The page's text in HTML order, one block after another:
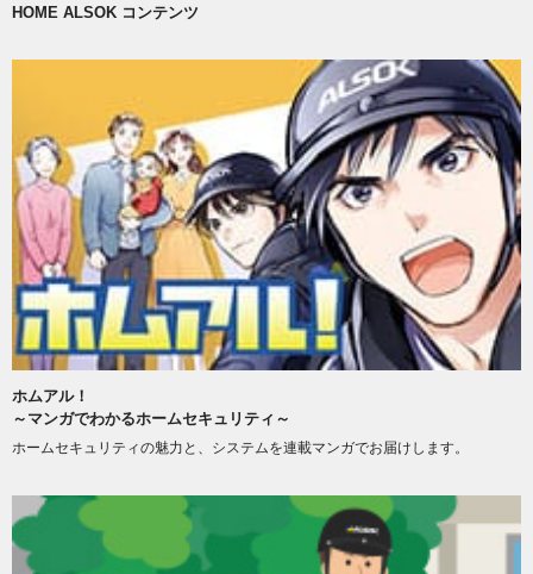
HOME ALSOK コンテンツ
ホムアル！
～マンガでわかるホームセキュリティ～
ホームセキュリティの魅力と、システムを連載マンガでお届けします。